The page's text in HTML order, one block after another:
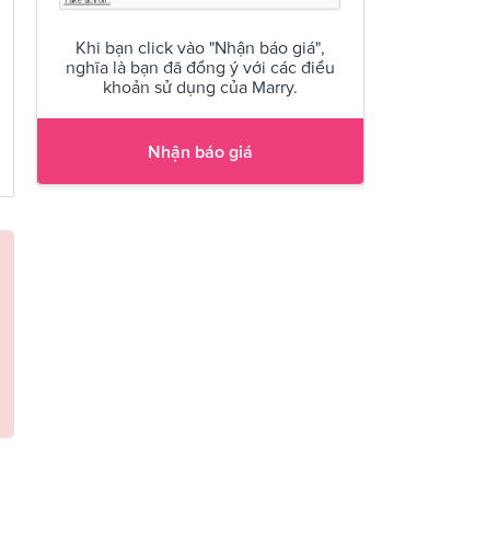
Khi bạn click vào "Nhận báo giá",
nghĩa là bạn đã đồng ý với các điều
khoản sử dụng của Marry.
Nhận báo giá